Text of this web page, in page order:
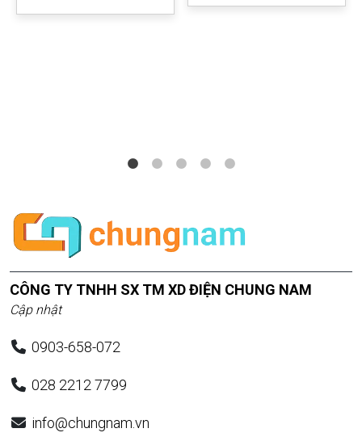
CÔNG TY TNHH SX TM XD ĐIỆN CHUNG NAM
Cập nhật
0903-658-072
028 2212 7799
info@chungnam.vn